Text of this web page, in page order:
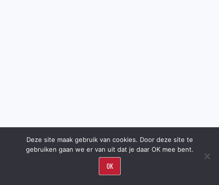
Deze site maak gebruik van cookies. Door deze site te
gebruiken gaan we er van uit dat je daar OK mee bent.
OK